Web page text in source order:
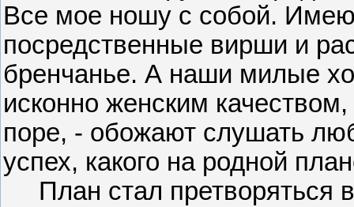
Все мое ношу с собой. Имею
посредственные вирши и
бренчанье. А наши милые
исконно женским
поре, - обожают слушать
успех, какого на родной
План стал претворяться